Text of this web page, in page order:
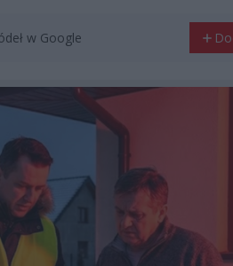
w Google